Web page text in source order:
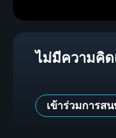
ไม่มีความคิด
เข้าร่วมการส